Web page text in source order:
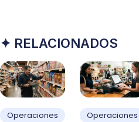
✦ RELACIONADOS
Operaciones Operaciones